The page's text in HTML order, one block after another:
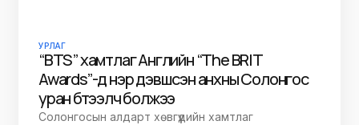
УРЛАГ
“BTS” хамтлаг Английн “The BRIT
Awards”-д нэр дэвшсэн анхны Солонгос
уран бүтээлч болжээ
Солонгосын алдарт хөвгүүдийн хамтлаг